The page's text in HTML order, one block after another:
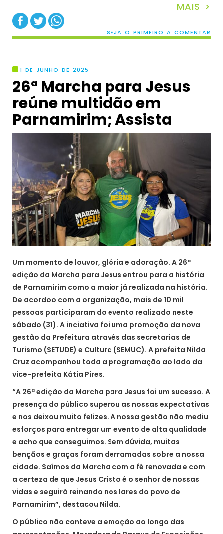
MAIS >
SEJA O PRIMEIRO A COMENTAR
1 DE JUNHO DE 2025
26ª Marcha para Jesus
reúne multidão em
Parnamirim; Assista
Um momento de louvor, glória e adoração. A 26ª
edição da Marcha para Jesus entrou para a história
de Parnamirim como a maior já realizada na história.
De acordoo com a organização, mais de 10 mil
pessoas participaram do evento realizado neste
sábado (31). A inciativa foi uma promoção da nova
gestão da Prefeitura através das secretarias de
Turismo (SETUDE) e Cultura (SEMUC). A prefeita Nilda
Cruz acompanhou toda a programação ao lado da
vice-prefeita Kátia Pires.
“A 26ª edição da Marcha para Jesus foi um sucesso. A
presença do público superou as nossas expectativas
e nos deixou muito felizes. A nossa gestão não mediu
esforços para entregar um evento de alta qualidade
e acho que conseguimos. Sem dúvida, muitas
bençãos e graças foram derramadas sobre a nossa
cidade. Saímos da Marcha com a fé renovada e com
a certeza de que Jesus Cristo é o senhor de nossas
vidas e seguirá reinando nos lares do povo de
Parnamirim”, destacou Nilda.
O público não conteve a emoção ao longo das